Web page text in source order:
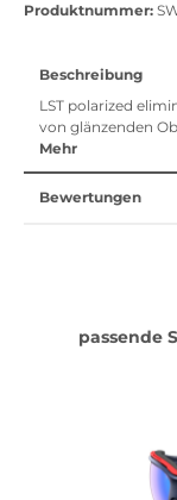
Produktnummer:
Beschreibung
LST polarized
von glänzenden
Mehr
Bewertungen
passende